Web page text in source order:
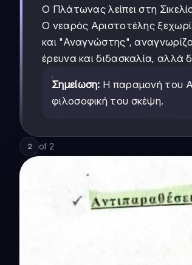
Ο Πλάτωνας λείπει στη
Ο νεαρός Αριστοτέλης
και "Αναγνώστης",
έρευνα και διδασκαλία, αλλά
Σημείωση: Η παραμονή του
φιλοσοφική του σκέψη.
2 of 2